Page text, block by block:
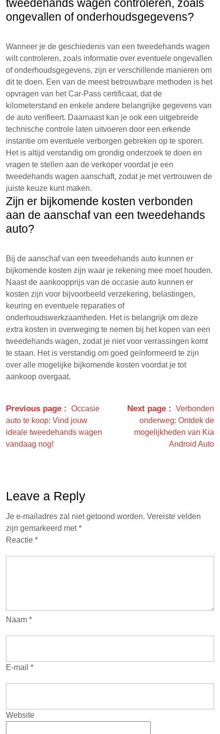
tweedehands wagen controleren, zoals
ongevallen of onderhoudsgegevens?
Wanneer je de geschiedenis van een tweedehands wagen
wilt controleren, zoals informatie over eventuele ongevallen
of onderhoudsgegevens, zijn er verschillende manieren om
dit te doen. Een van de meest betrouwbare methoden is het
opvragen van het Car-Pass certificaat, dat de
kilometerstand en enkele andere belangrijke gegevens van
de auto verifieert. Daarnaast kan je ook een uitgebreide
technische controle laten uitvoeren door een erkende
instantie om eventuele verborgen gebreken op te sporen.
Het is altijd verstandig om grondig onderzoek te doen en
vragen te stellen aan de verkoper voordat je een
tweedehands wagen aanschaft, zodat je met vertrouwen de
juiste keuze kunt maken.
Zijn er bijkomende kosten verbonden
aan de aanschaf van een tweedehands
auto?
Bij de aanschaf van een tweedehands auto kunnen er
bijkomende kosten zijn waar je rekening mee moet houden.
Naast de aankoopprijs van de occasie auto kunnen er
kosten zijn voor bijvoorbeeld verzekering, belastingen,
keuring en eventuele reparaties of
onderhoudswerkzaamheden. Het is belangrijk om deze
extra kosten in overweging te nemen bij het kopen van een
tweedehands wagen, zodat je niet voor verrassingen komt
te staan. Het is verstandig om goed geïnformeerd te zijn
over alle mogelijke bijkomende kosten voordat je tot
aankoop overgaat.
Previous page
Occasie
auto te koop: Vind jouw
ideale tweedehands wagen
vandaag nog!
Next page
Verbonden
onderweg: Ontdek de
mogelijkheden van Kia
Android Auto
Leave a Reply
Je e-mailadres zal niet getoond worden. Vereiste velden
zijn gemarkeerd met*
Reactie *
Naam *
E-mail *
Website